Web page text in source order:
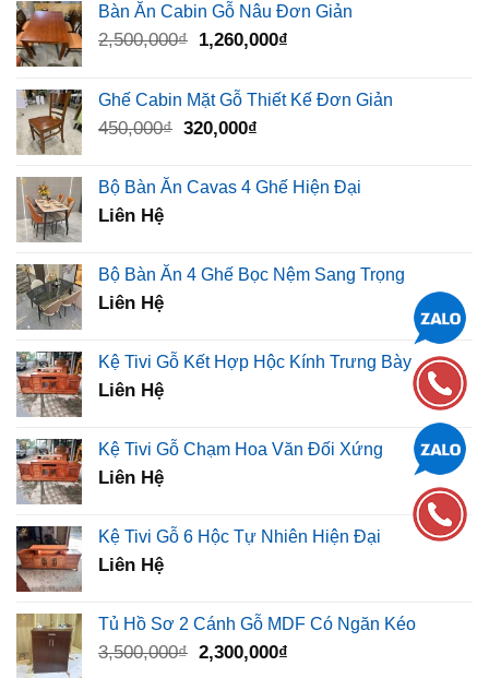
Bàn Ăn Cabin Gỗ Nâu Đơn Giản
2,500,000₫ Giá
2,500,000₫.
1,260,000₫
là:
Ghế Cabin Mặt Gỗ Thiết Kế Đơn Giản
450,000₫ Giá
là:
450,000₫.
320,000₫
tại
là:
Bộ Bàn Ăn Cavas 4 Ghế Hiện Đại
Liên Hệ
Bộ Bàn Ăn 4 Ghế Bọc Nệm Sang Trọng
Liên Hệ
Kệ Tivi Gỗ Kết Hợp Hộc Kính Trưng Bày
Liên Hệ
Kệ Tivi Gỗ Chạm Hoa Văn Đối Xứng
Liên Hệ
Kệ Tivi Gỗ 6 Hộc Tự Nhiên Hiện Đại
Liên Hệ
Tủ Hồ Sơ 2 Cánh Gỗ MDF Có Ngăn Kéo
3,500,000₫ Giá
2,300,000₫